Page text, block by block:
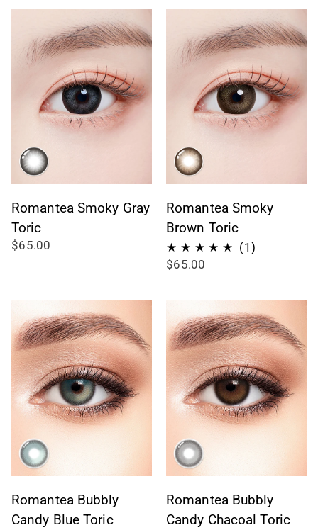
Romantea Smoky Gray
Toric
$65.00
Romantea Smoky
Brown Toric
(1)
$65.00
Romantea Bubbly
Candy Blue Toric
Romantea Bubbly
Candy Chacoal Toric